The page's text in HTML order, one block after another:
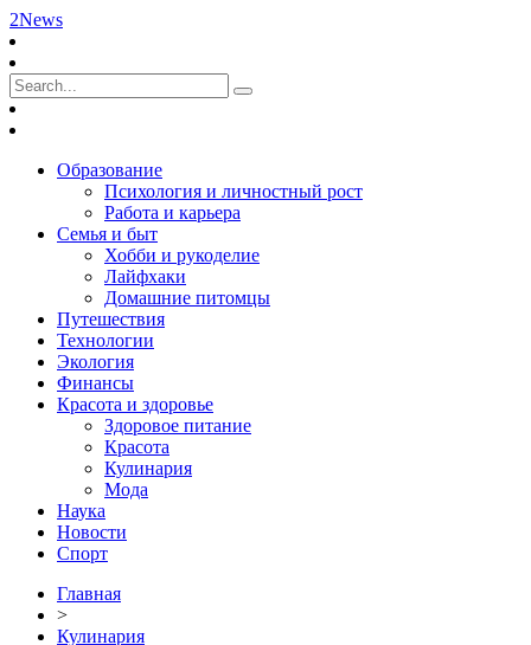
2News
Образование
Психология и личностный рост
Работа и карьера
Семья и быт
Хобби и рукоделие
Лайфхаки
Домашние питомцы
Путешествия
Технологии
Экология
Финансы
Красота и здоровье
Здоровое питание
Красота
Кулинария
Мода
Наука
Новости
Спорт
Главная
>
Кулинария